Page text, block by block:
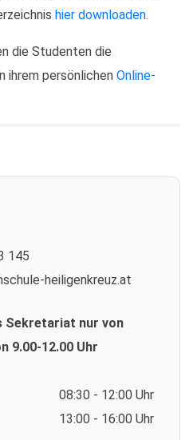
hier downloaden.
die Studenten die
ihrem persönlichen Online-
145
heiligenkreuz.at
Sekretariat nur von
9.00-12.00 Uhr
08:30 - 12:00 Uhr
13:00 - 16:00 Uhr